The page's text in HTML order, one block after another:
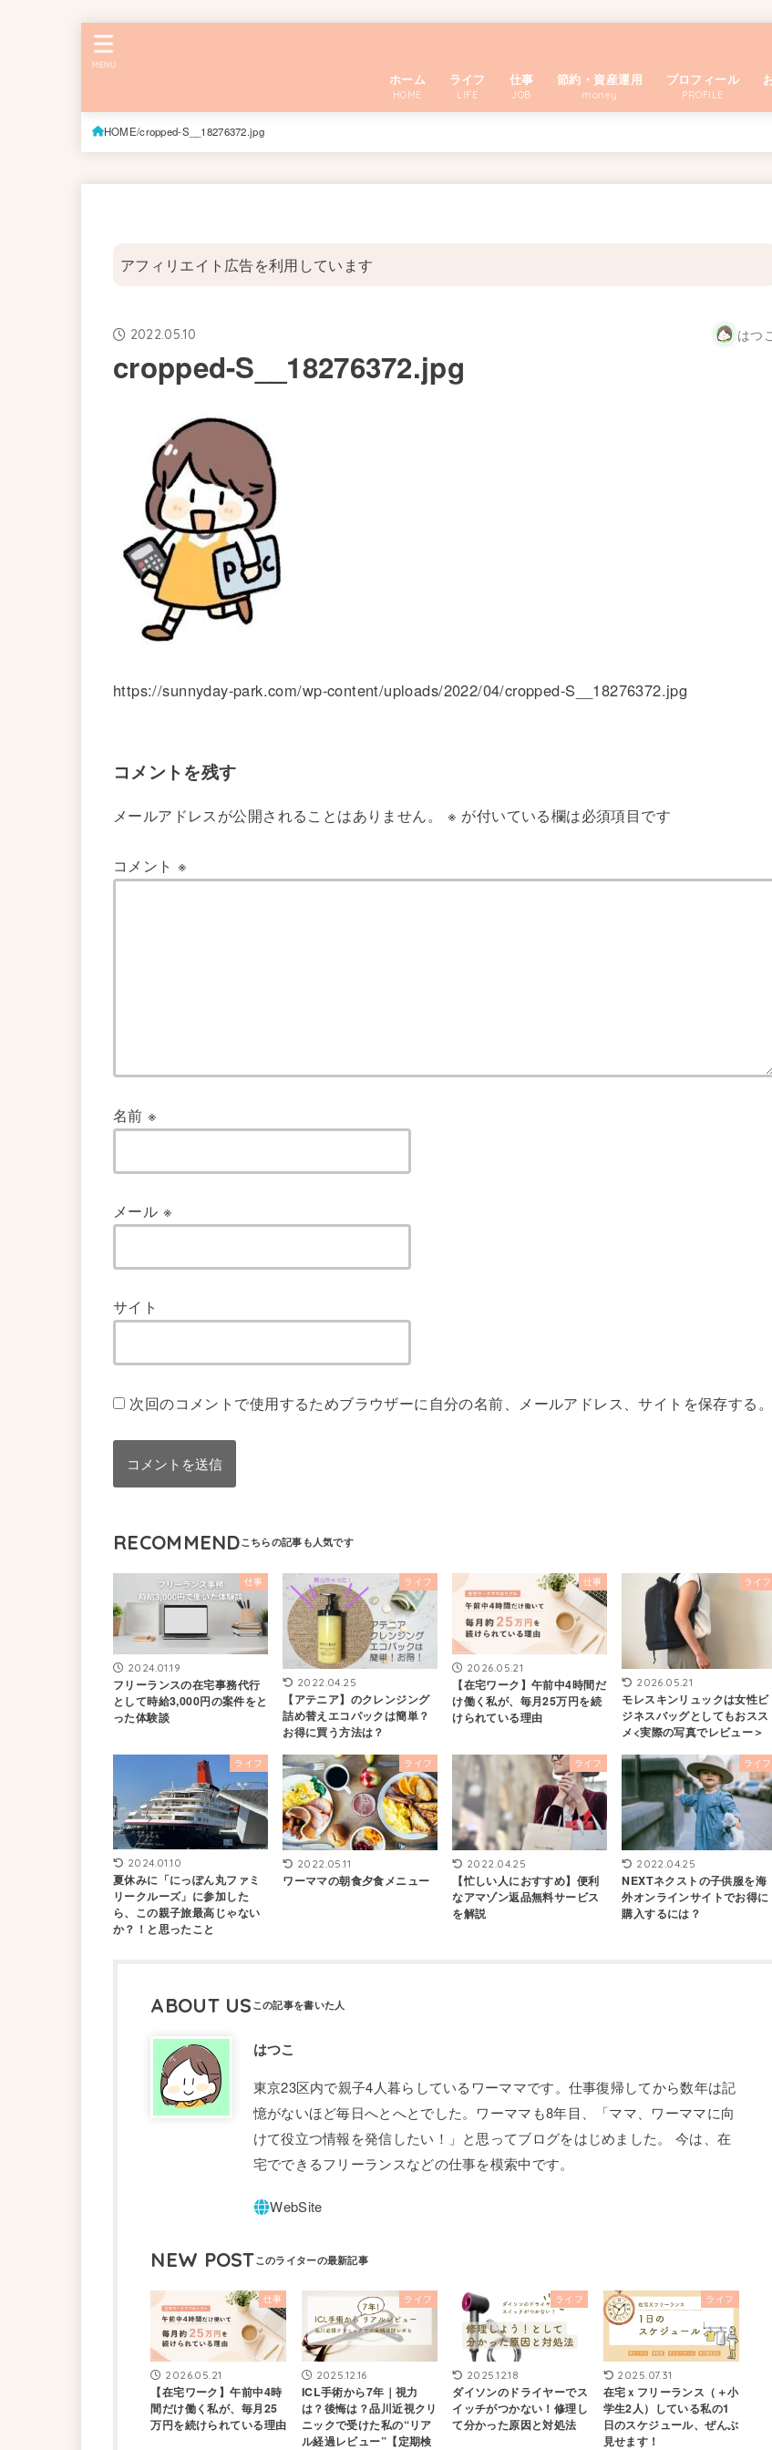
ホーム
HOME
ライフ
LIFE
仕事
JOB
節約・資産運用
money
プロフィール
PROFILE
MENU
HOME cropped-S__18276372.jpg
アフィリエイト広告を利用しています
2022.05.10 はつこ
cropped-S__18276372.jpg
https://sunnyday-park.com/wp-content/uploads/2022/04/cropped-S__18276372.jpg
コメントを残す
メールアドレスが公開されることはありません。 ※ が付いている欄は必須項目です
コメント※
名前※
メール ※
サイト
次回のコメントで使用するためブラウザーに自分の名前、メールアドレス、サイトを保存する。
RECOMMEND
仕事
2024.01.19
フリーランスの在宅事務代行
として時給3,000円の案件をと
った体験談
ライフ
2022.04.25
【アテニア】のクレンジング
詰め替えエコパックは簡単？
お得に買う方法は？
仕事
2026.05.21
【在宅ワーク】午前中4時間だ
け働く私が、毎月25万円を続
けられている理由
ライフ
2026.05.21
モレスキンリュックは女性ビ
ジネスバッグとしてもおスス
メ<実際の写真でレビュー＞
ライフ
2024.01.10
夏休みに「にっぽん丸ファミ
リークルーズ」に参加した
ら、この親子旅最高じゃない
か？！と思ったこと
ライフ
2022.05.11
ワーママの朝食夕食メニュー
ライフ
2022.04.25
【忙しい人におすすめ】便利
なアマゾン返品無料サービス
を解説
ライフ
2022.04.25
NEXTネクストの子供服を海
外オンラインサイトでお得に
購入するには？
ABOUT US
はつこ
東京23区内で親子4人暮らしているワーママです。仕事復帰してから数年は記
憶がないほど毎日へとへとでした。ワーママも8年目、「ママ、ワーママに向
けて役立つ情報を発信したい！」と思ってブログをはじめました。 今は、在
宅でできるフリーランスなどの仕事を模索中です。
NEW POST
仕事
2026.05.21
【在宅ワーク】午前中4時
間だけ働く私が、毎月25
万円を続けられている理由
ライフ
2025.12.16
ICL手術から7年｜視力
は？後悔は？品川近視クリ
ニックで受けた私の“リア
ル経過レビュー”【定期検
ライフ
2025.12.18
ダイソンのドライヤーでス
イッチがつかない！修理し
て分かった原因と対処法
ライフ
2025.07.31
在宅ｘフリーランス（＋小
学生2人）している私の1
日のスケジュール、ぜんぶ
見せます！